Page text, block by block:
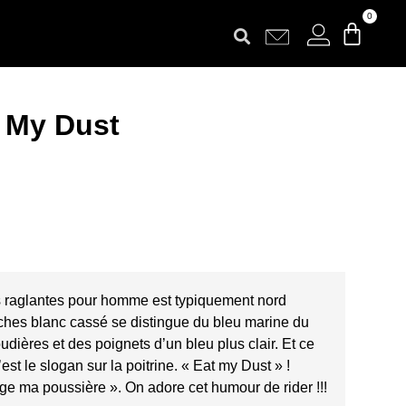
0
Dust
pour homme est typiquement nord
blanc cassé se distingue du bleu marine du
et des poignets d’un bleu plus clair. Et ce
le slogan sur la poitrine. « Eat my Dust » !
ma poussière ». On adore cet humour de rider !!!